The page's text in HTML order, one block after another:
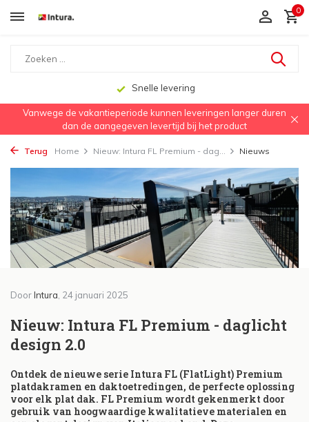
0
Snelle levering
Vanwege de vakantieperiode kunnen leveringen langer duren
dan de aangegeven levertijd bij het product
Terug Home Nieuw: Intura FL Premium - dag... Nieuws
DoorIntura , 24 januari 2025
Nieuw: Intura FL Premium - daglicht
design 2.0
Ontdek de nieuwe serie Intura FL (FlatLight) Premium
platdakramen en daktoetredingen, de perfecte oplossing
voor elk plat dak. FL Premium wordt gekenmerkt door
gebruik van hoogwaardige kwalitatieve materialen en